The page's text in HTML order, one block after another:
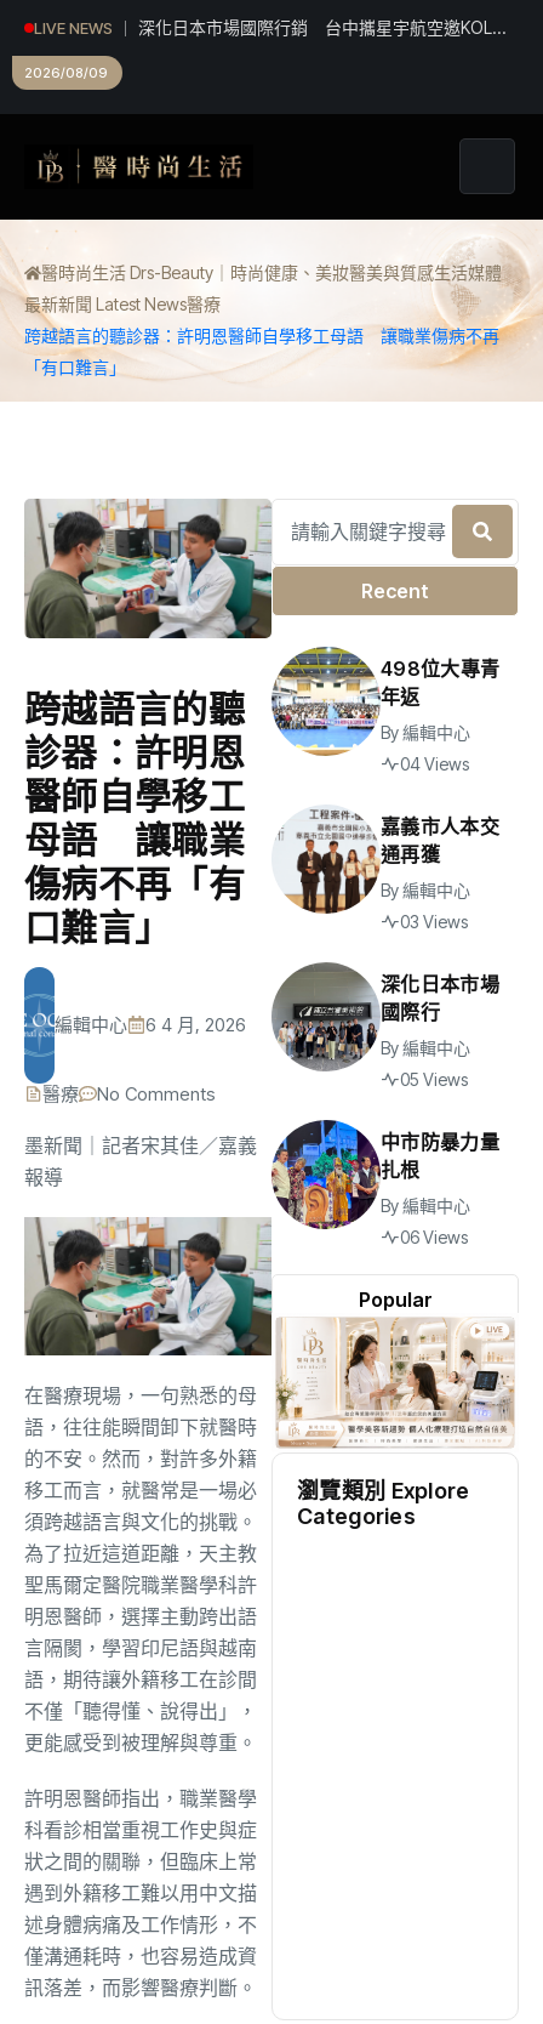
LIVE NEWS
深化日本市場國際行銷 台中攜星宇航空邀KOL踩
2026/08/09
醫時尚生活 Drs-Beauty｜時尚健康、美妝醫美與質感生活媒體
最新新聞 Latest News醫療
跨越語言的聽診器：許明恩醫師自學移工母語 讓職業傷病不再
「有口難言」
跨越語言的聽
診器：許明恩
醫師自學移工
母語 讓職業
傷病不再「有
口難言」
編輯中心 6 4 月, 2026
醫療 No Comments
墨新聞 ｜記者宋其佳／嘉義
報導
在醫療現場，一句熟悉的母
語，往往能瞬間卸下就醫時
的不安。然而，對許多外籍
移工而言，就醫常是一場必
須跨越語言與文化的挑戰。
為了拉近這道距離，天主教
聖馬爾定醫院職業醫學科許
明恩醫師，選擇主動跨出語
言隔閡，學習印尼語與越南
語，期待讓外籍移工在診間
不僅「聽得懂、說得出」，
更能感受到被理解與尊重。
許明恩醫師指出，職業醫學
科看診相當重視工作史與症
狀之間的關聯，但臨床上常
遇到外籍移工難以用中文描
述身體病痛及工作情形，不
僅溝通耗時，也容易造成資
訊落差，而影響醫療判斷。
Recent
Popular
498位大專青
年返
By編輯中心
04 Views
嘉義市人本交
通再獲
By編輯中心
03 Views
深化日本市場
國際行
By編輯中心
05 Views
中市防暴力量
扎根
By編輯中心
06 Views
瀏覽類別 Explore
Categories